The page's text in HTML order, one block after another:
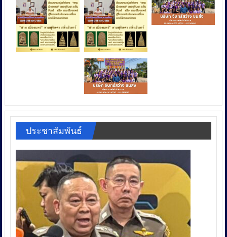
ประชาสัมพันธ์